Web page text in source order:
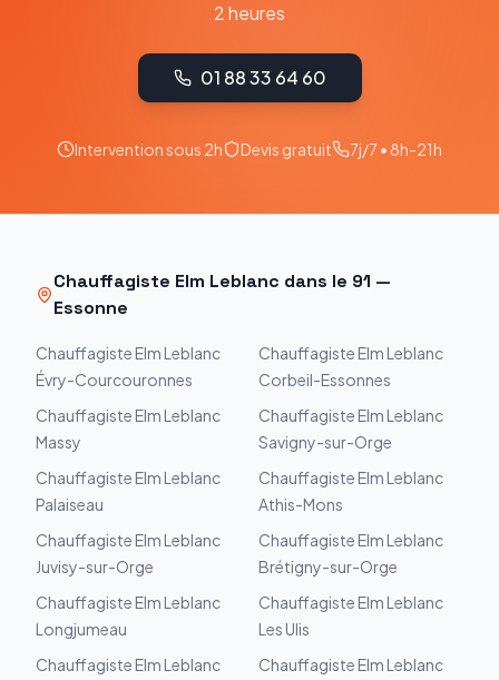
2 heures
01 88 33 64 60
Intervention sous 2h Devis gratuit 7j/7 • 8h-21h
Chauffagiste Elm Leblanc dans le 91 —
Essonne
Chauffagiste Elm Leblanc
Évry-Courcouronnes
Chauffagiste Elm Leblanc
Corbeil-Essonnes
Chauffagiste Elm Leblanc
Massy
Chauffagiste Elm Leblanc
Savigny-sur-Orge
Chauffagiste Elm Leblanc
Palaiseau
Chauffagiste Elm Leblanc
Athis-Mons
Chauffagiste Elm Leblanc
Juvisy-sur-Orge
Chauffagiste Elm Leblanc
Brétigny-sur-Orge
Chauffagiste Elm Leblanc
Longjumeau
Chauffagiste Elm Leblanc
Les Ulis
Chauffagiste Elm Leblanc
Chauffagiste Elm Leblanc